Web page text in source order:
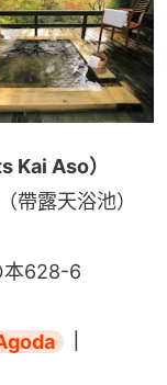
Kai Aso）
帶露天浴池）
本628-6